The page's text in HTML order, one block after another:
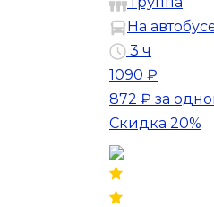
На
3 ч
1090 ₽
872 ₽ за
Скидка 20%